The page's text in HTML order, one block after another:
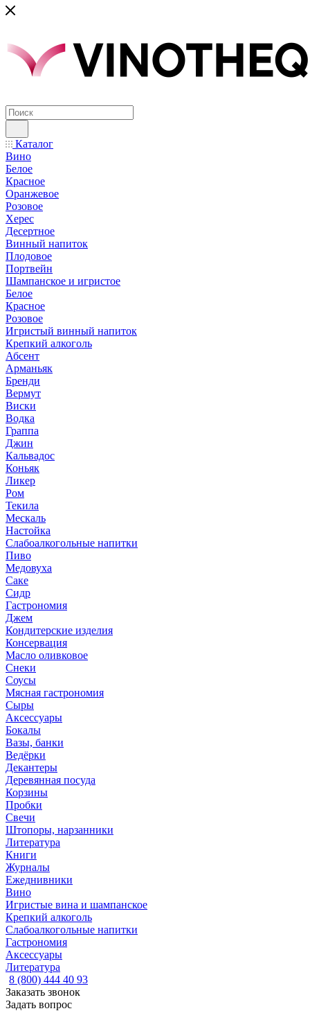
Каталог
Вино
Белое
Красное
Оранжевое
Розовое
Херес
Десертное
Винный напиток
Плодовое
Портвейн
Шампанское и игристое
Белое
Красное
Розовое
Игристый винный напиток
Крепкий алкоголь
Абсент
Арманьяк
Бренди
Вермут
Виски
Водка
Граппа
Джин
Кальвадос
Коньяк
Ликер
Ром
Текила
Мескаль
Настойка
Слабоалкогольные напитки
Пиво
Медовуха
Саке
Сидр
Гастрономия
Джем
Кондитерские изделия
Консервация
Масло оливковое
Снеки
Соусы
Мясная гастрономия
Сыры
Аксессуары
Бокалы
Вазы, банки
Ведёрки
Декантеры
Деревянная посуда
Корзины
Пробки
Свечи
Штопоры, нарзанники
Литература
Книги
Журналы
Ежеднивники
Вино
Игристые вина и шампанское
Крепкий алкоголь
Слабоалкогольные напитки
Гастрономия
Аксессуары
Литература
8 (800) 444 40 93
Заказать звонок
Задать вопрос